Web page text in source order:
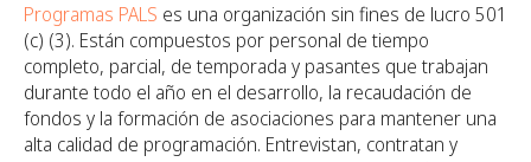
Programas PALS es una organización sin fines de lucro 501
(c) (3). Están compuestos por personal de tiempo
completo, parcial, de temporada y pasantes que trabajan
durante todo el año en el desarrollo, la recaudación de
fondos y la formación de asociaciones para mantener una
alta calidad de programación. Entrevistan, contratan y